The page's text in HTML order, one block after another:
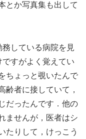
とか写真集も出して
している病院を見
すがよく覚えてい
ちょっと覗いたんで
齢者に接していて，
だったんです．他の
ませんが，医者はシ
たりして，けっこう